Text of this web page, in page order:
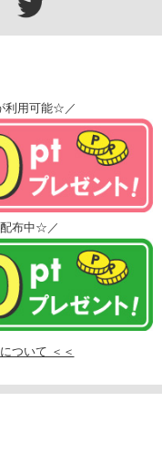
利用可能☆／
配布中☆／
ついて ＜＜